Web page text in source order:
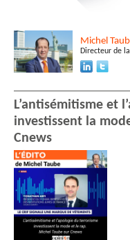
Michel
Directeur de
L’antisémitisme et
investissent la
Cnews